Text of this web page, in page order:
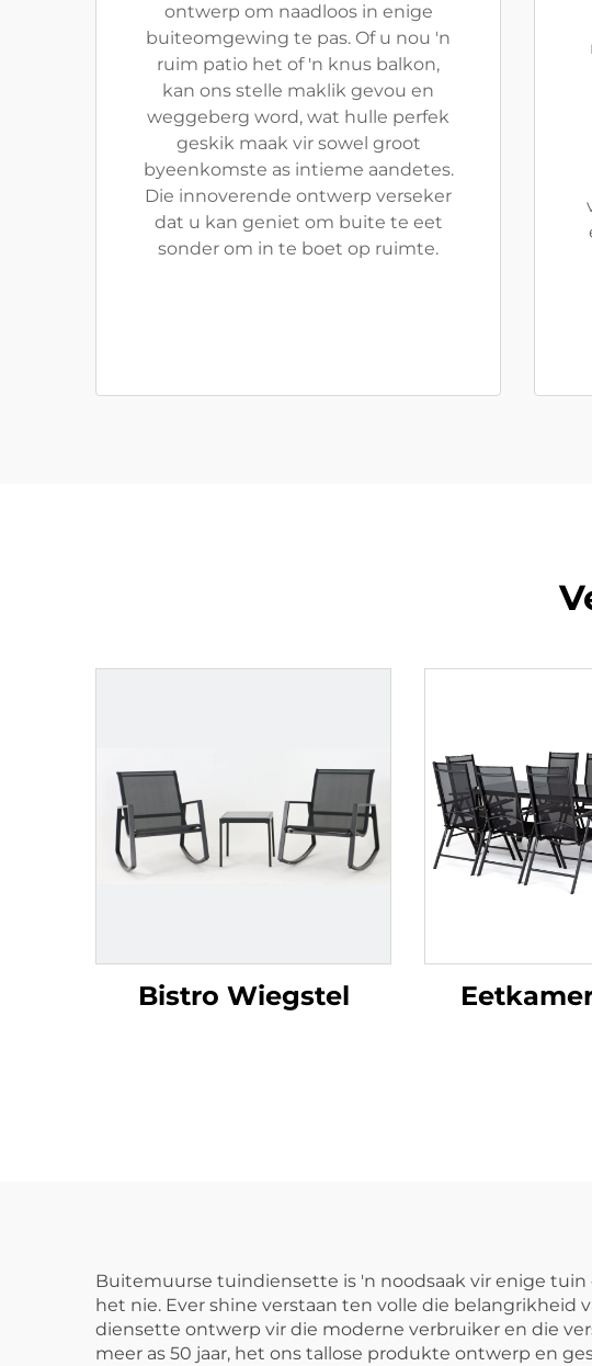
ontwerp om naadloos in enige
buiteomgewing te pas. Of u nou 'n
ruim patio het of 'n knus balkon,
kan ons stelle maklik gevou en
weggeberg word, wat hulle perfek
geskik maak vir sowel groot
byeenkomste as intieme aandetes.
Die innoverende ontwerp verseker
dat u kan geniet om buite te eet
sonder om in te boet op ruimte.
Bistro Wiegstel
Buitemuurse tuindiensette is 'n noodsaak vir enige tuin
het nie. Ever shine verstaan ten volle die
diensette ontwerp vir die moderne verbruiker en die
meer as 50 jaar, het ons tallose produkte ontwerp en